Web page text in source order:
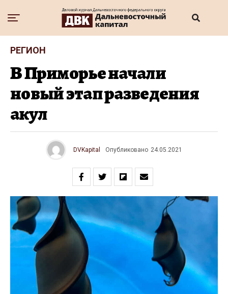
РЕГИОН
В Приморье начали
новый этап разведения
акул
DVKapital Опубликовано 24.05.2021